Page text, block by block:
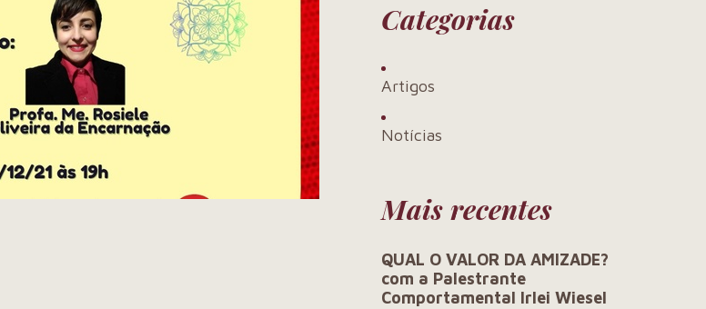
Categorias
Artigos
Notícias
Mais recentes
QUAL O VALOR DA AMIZADE?
com a Palestrante
Comportamental Irlei Wiesel